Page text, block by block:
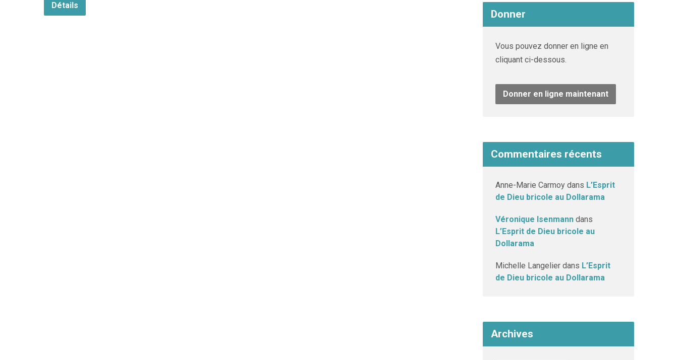
Détails
Donner
Vous pouvez donner en ligne en
cliquant ci-dessous.
Donner en ligne maintenant
Commentaires récents
Anne-Marie Carmoy dans L’Esprit
de Dieu bricole au Dollarama
Véronique Isenmann dans
L’Esprit de Dieu bricole au
Dollarama
Michelle Langelier dans L’Esprit
de Dieu bricole au Dollarama
Archives